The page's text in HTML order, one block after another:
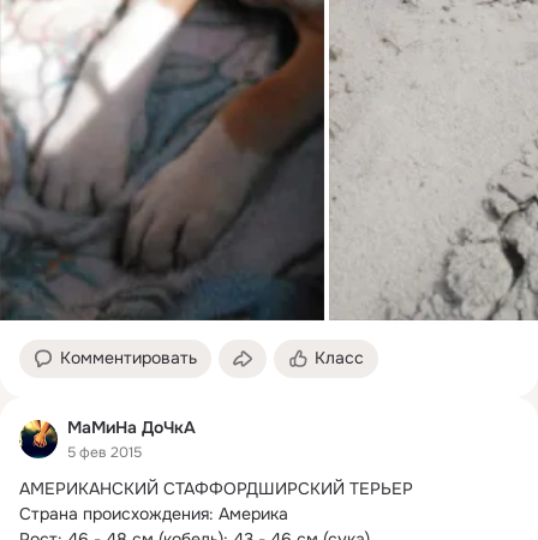
Комментировать Класс
МаМиНа ДоЧкА
5 фев 2015
АМЕРИКАНСКИЙ СТАФФОРДШИРСКИЙ ТЕРЬЕР
Страна происхождения: Америка